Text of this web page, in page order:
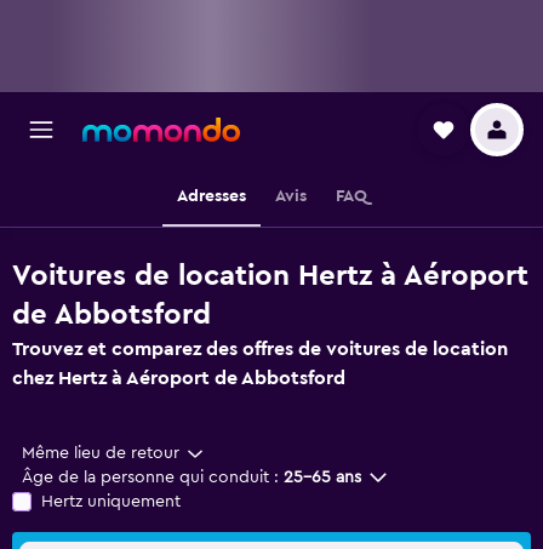
Adresses Avis FAQ
Voitures de location Hertz à Aéroport
de Abbotsford
Trouvez et comparez des offres de voitures de location
chez Hertz à Aéroport de Abbotsford
Même lieu de retour
Âge de la personne qui conduit : 25-65 ans
Hertz uniquement